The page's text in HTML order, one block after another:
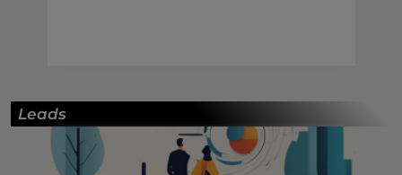
Leads